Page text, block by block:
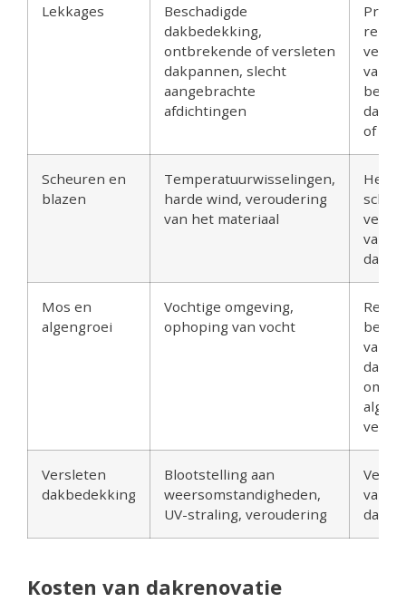
Lekkages
Beschadigde
dakbedekking,
ontbrekende of versleten
dakpannen, slecht
aangebrachte
afdichtingen
van
of
Scheuren en
blazen
Temperatuurwisselingen,
harde wind, veroudering
van het materiaal
van de
Mos en
algengroei
Vochtige omgeving,
ophoping van vocht
van
om
algen
Versleten
dakbedekking
Blootstelling aan
weersomstandigheden,
UV-straling, veroudering
van
Kosten van dakrenovatie